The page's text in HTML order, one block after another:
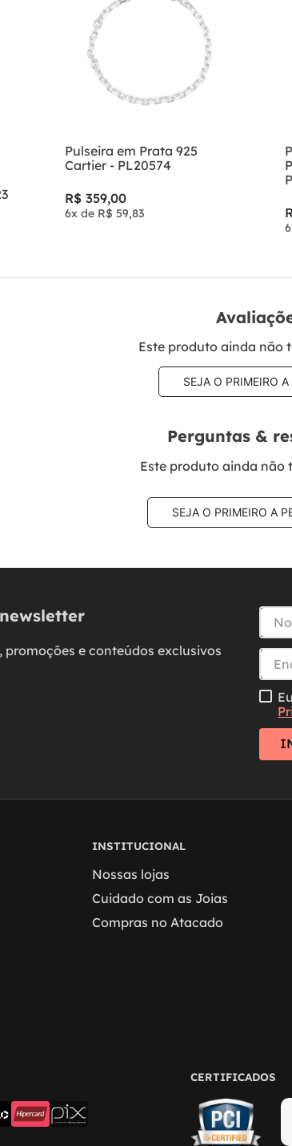
Pulseira em Prata 925
Cartier - PL20574
R$ 359,00
6x de R$ 59,83
6
Este produto ainda não
SEJA O PRIMEIRO A
Perguntas &
Este produto ainda não
SEJA O PRIMEIRO A
e conteúdos exclusivos
INSTITUCIONAL
Nossas lojas
Cuidado com as Joias
Compras no Atacado
CERTIFICADOS